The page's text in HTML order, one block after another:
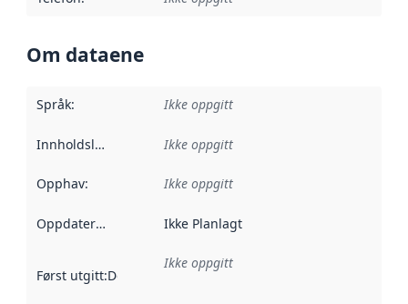
Om dataene
Språk: Ikke oppgitt
Innholdsleverandører :
Ikke oppgitt
Opphav: Ikke oppgitt
Oppdateringsfrekvens :
Ikke Planlagt
Først utgitt:Denne datoen sier når dataene i dette
Ikke oppgitt